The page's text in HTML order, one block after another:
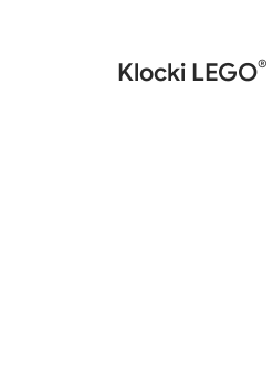
Klocki LEGO®